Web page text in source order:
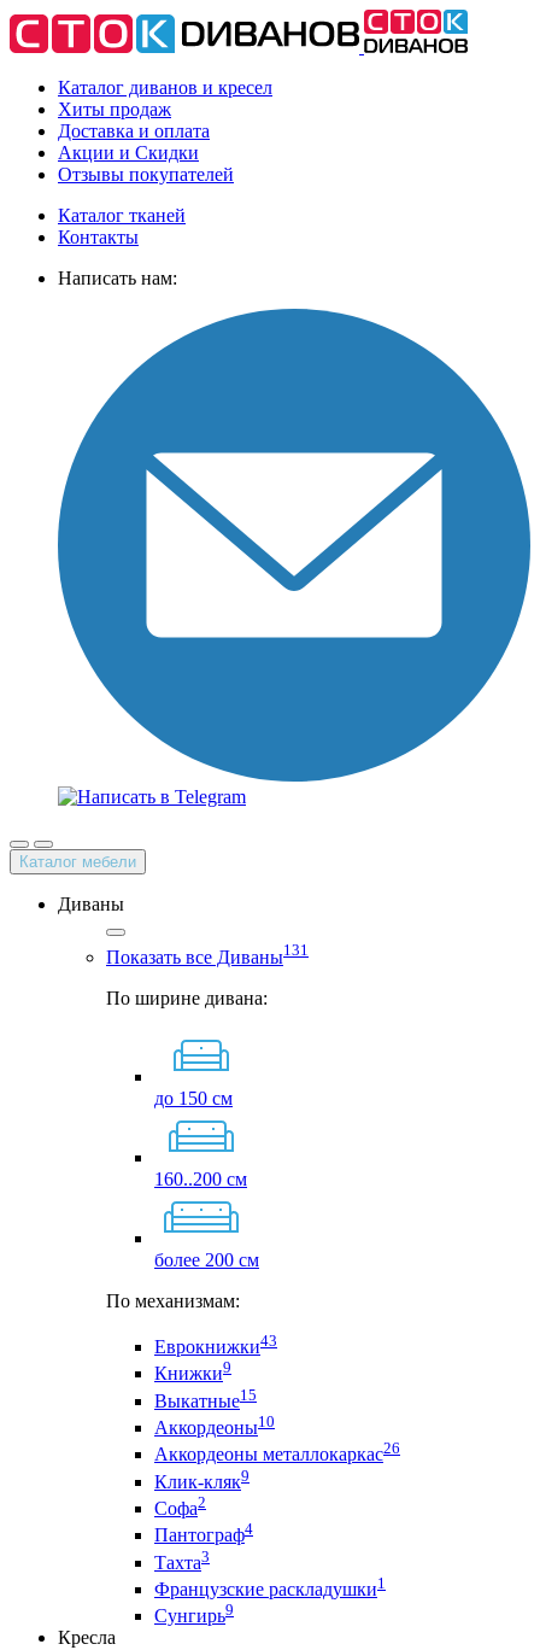
Каталог диванов и кресел
Хиты продаж
Доставка и оплата
Акции и Скидки
Отзывы покупателей
Каталог тканей
Контакты
Написать нам:
Каталог мебели
Диваны
Показать все Диваны131
По ширине дивана:
до 150 см
160..200 см
более 200 см
По механизмам:
Еврокнижки43
Книжки9
Выкатные15
Аккордеоны10
Аккордеоны металлокаркас26
Клик-кляк9
Софа2
Пантограф4
Тахта3
Французские раскладушки1
Сунгирь9
Кресла